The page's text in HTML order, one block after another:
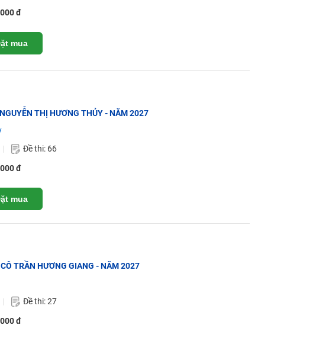
đ
mua
THỊ HƯƠNG THỦY - NĂM 2027
Đề thi: 66
đ
mua
TRẦN HƯƠNG GIANG - NĂM 2027
Đề thi: 27
đ